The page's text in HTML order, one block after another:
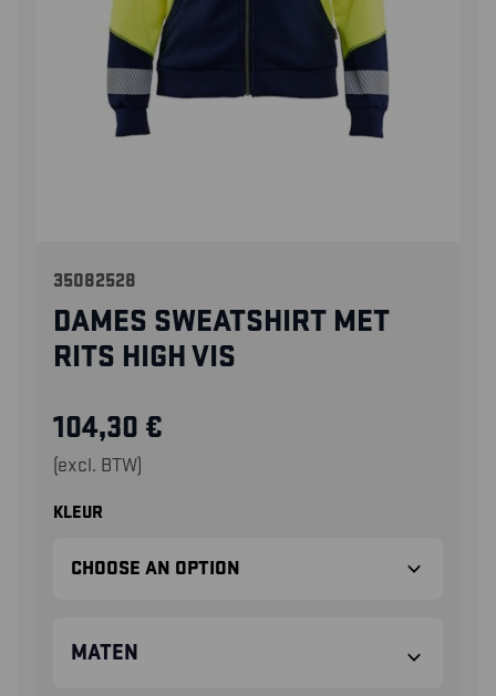
35082528
DAMES SWEATSHIRT MET
RITS HIGH VIS
104,30 €
(excl. BTW)
KLEUR
MATEN